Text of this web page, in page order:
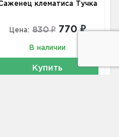
клематиса Тучка
Цена: 830 ₽ 770 ₽
В наличии
Купить